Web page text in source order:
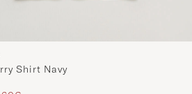
Shirt Navy